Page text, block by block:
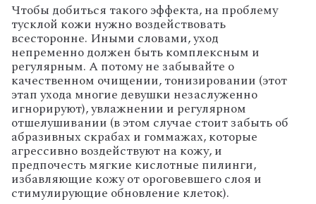
Чтобы добиться такого эффекта, на проблему
тусклой кожи нужно воздействовать
всесторонне. Иными словами, уход
непременно должен быть комплексным и
регулярным. А потому не забывайте о
качественном очищении, тонизировании (этот
этап ухода многие девушки незаслуженно
игнорируют), увлажнении и регулярном
отшелушивании (в этом случае стоит забыть об
абразивных скрабах и гоммажах, которые
агрессивно воздействуют на кожу, и
предпочесть мягкие кислотные пилинги,
избавляющие кожу от ороговевшего слоя и
стимулирующие обновление клеток).